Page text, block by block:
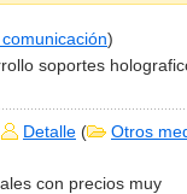
)
soportes
Detalle (
Otros
con precios muy